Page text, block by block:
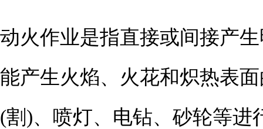
动火作业是指直接或间接产
能产生火焰、火花和炽热表
(割)、喷灯、电钻、砂轮等进